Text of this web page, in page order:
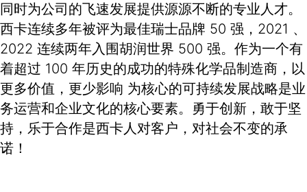
同时为公司的飞速发展提供源源不断的专业人才。
西卡连续多年被评为最佳瑞士品牌 50 强，2021 、
2022 连续两年入围胡润世界 500 强。作为一个有
着超过 100 年历史的成功的特殊化学品制造商，以
更多价值，更少影响 为核心的可持续发展战略是业
务运营和企业文化的核心要素。勇于创新，敢于坚
持，乐于合作是西卡人对客户，对社会不变的承
诺！